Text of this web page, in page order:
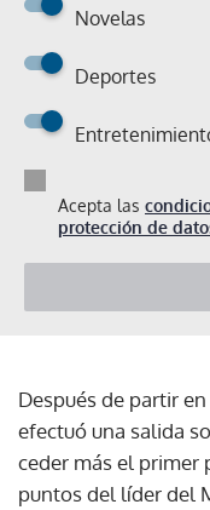
Novelas
Deportes
Acepta las
protección de
Después de partir
efectuó una salida
ceder más el primer
puntos del líder del